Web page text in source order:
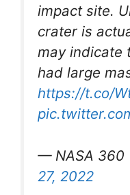
impact site.
crater is
may indicate
had large
https://t.co/
— NASA 360
27, 2022